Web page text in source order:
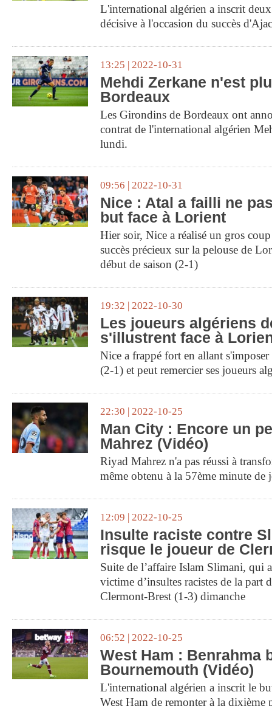
L'international algérien a inscrit
décisive à l'occasion du succès
13:25 | 2022-10-31
Mehdi Zerkane n'est
Bordeaux
Les Girondins de Bordeaux ont
contrat de l'international algérien
lundi.
09:56 | 2022-10-31
Nice : Atal a failli ne
but face à Lorient
Hier soir, Nice a réalisé un gros
succès précieux sur la pelouse de
début de saison (2-1)
19:32 | 2022-10-30
Les joueurs algériens
s'illustrent face à
Nice a frappé fort en allant
(2-1) et peut remercier ses joueurs
22:30 | 2022-10-25
Man City : Encore un
Mahrez (Vidéo)
Riyad Mahrez n'a pas réussi à
même obtenu à la 57ème minute de
12:09 | 2022-10-25
Insulte raciste contre
risque le joueur de
Suite de l’affaire Islam Slimani, qui
victime d’insultes racistes de la part
Clermont-Brest (1-3) dimanche
06:52 | 2022-10-25
West Ham : Benrahma
Bournemouth (Vidéo)
L'international algérien a inscrit le
West Ham de remonter à la dixième